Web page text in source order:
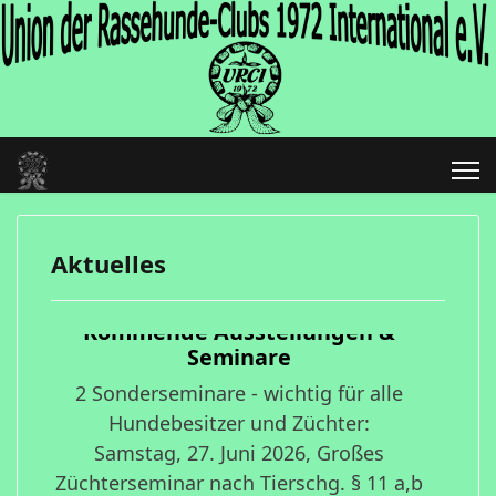
Aktuelles
Kommende Ausstellungen &
Seminare
2 Sonderseminare - wichtig für alle
Hundebesitzer und Züchter:
Samstag, 27. Juni 2026, Großes
Züchterseminar nach Tierschg. § 11 a,b